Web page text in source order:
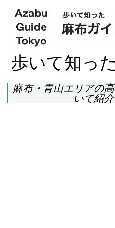
歩いて知っ
麻布・青山エリアの
いて紹